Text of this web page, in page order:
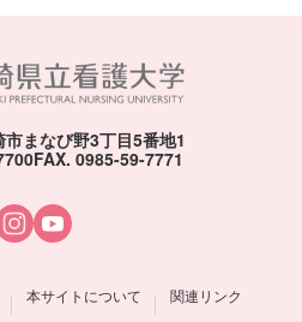
市まなび野3丁目5番地1
FAX. 0985-59-7771
本サイトについて
関連リンク